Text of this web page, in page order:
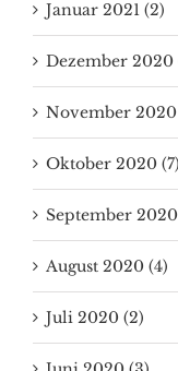
Dezember 2020
November 2020
Oktober 2020
September
August 2020 (4)
Juli 2020 (2)
Juni 2020 (3)